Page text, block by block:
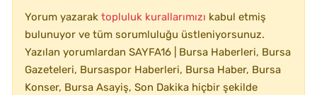
Yorum yazarak topluluk kurallarımızı kabul etmiş
bulunuyor ve tüm sorumluluğu üstleniyorsunuz.
Yazılan yorumlardan SAYFA16 | Bursa Haberleri, Bursa
Gazeteleri, Bursaspor Haberleri, Bursa Haber, Bursa
Konser, Bursa Asayiş, Son Dakika hiçbir şekilde